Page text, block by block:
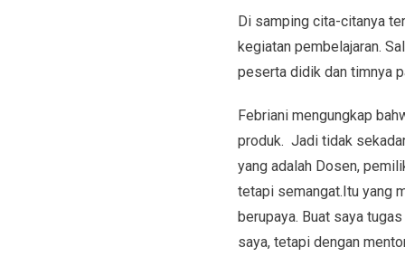
Di samping cita-citanya
kegiatan pembelajaran.
peserta didik dan timnya
Febriani mengungkap
produk. Jadi tidak
yang adalah Dosen,
tetapi semangat.Itu yang
berupaya. Buat saya
saya, tetapi dengan